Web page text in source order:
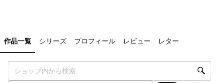
作品一覧 シリーズ プロフィール レビュー レター